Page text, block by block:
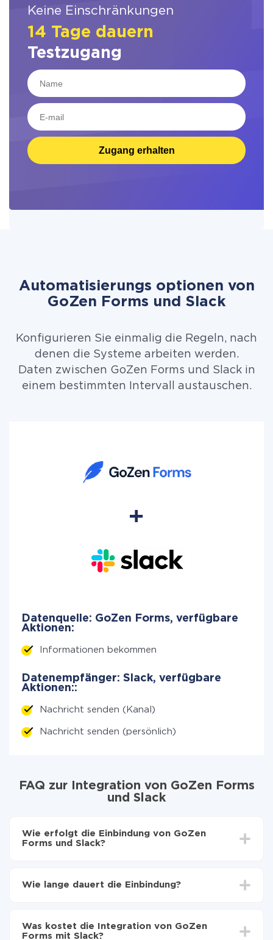
Keine Einschränkungen
14 Tage dauern
Testzugang
Zugang erhalten
Automatisierungs optionen von
GoZen Forms und Slack
Konfigurieren Sie einmalig die Regeln, nach
denen die Systeme arbeiten werden.
Daten zwischen GoZen Forms und Slack in
einem bestimmten Intervall austauschen.
Datenquelle: GoZen Forms, verfügbare
Aktionen:
Informationen bekommen
Datenempfänger: Slack, verfügbare
Aktionen::
Nachricht senden (Kanal)
Nachricht senden (persönlich)
FAQ zur Integration von GoZen Forms
und Slack
Wie erfolgt die Einbindung von GoZen
Forms und Slack?
zu übertragen
Forms auf Slack übertragen
Wie lange dauert die Einbindung?
Im Durchschnitt dauert es 10-15 Minuten.
Was kostet die Integration von GoZen
Forms mit Slack?